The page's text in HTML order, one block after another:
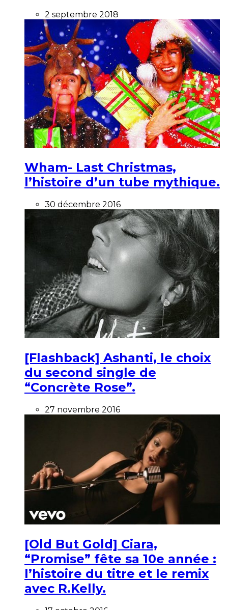
2 septembre 2018
Wham- Last Christmas,
l’histoire d’un tube mythique.
30 décembre 2016
[Flashback] Ashanti, le choix
du second single de
“Concrète Rose”.
27 novembre 2016
[Old But Gold] Ciara,
“Promise” fête sa 10e année :
l’histoire du titre et le remix
avec R.Kelly.